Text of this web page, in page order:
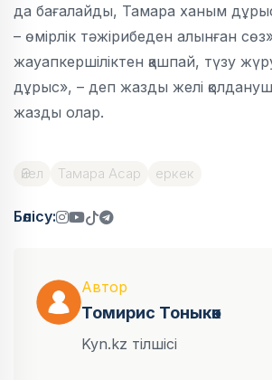
да бағалайды, Тамара ханым
– өмірлік тәжірибеден алынған
жауапкершіліктен қашпай, түзу
дұрыс», – деп жазды желі
жазды олар.
Әйел Тамара Асар еркек
Бөлісу:
Автор
Томирис Тоныкөк
Kyn.kz тілшісі